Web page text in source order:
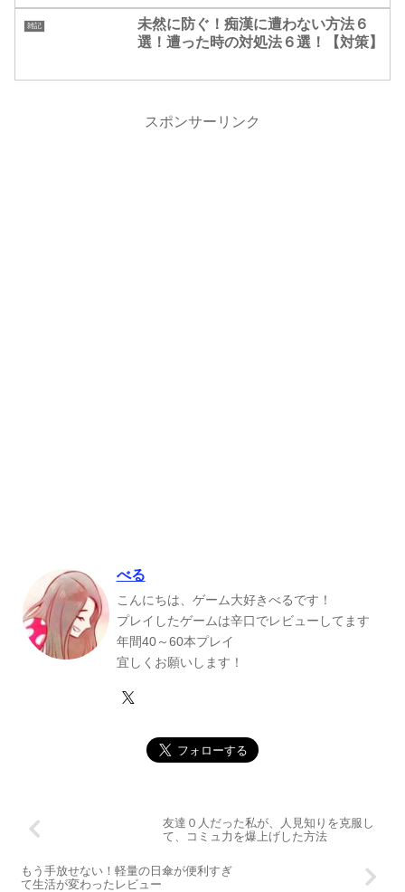
雑記
未然に防ぐ！痴漢に遭わない方法６
選！遭った時の対処法６選！【対策】
スポンサーリンク
べる
こんにちは、ゲーム大好きべるです！
プレイしたゲームは辛口でレビューしてます
年間40～60本プレイ
宜しくお願いします！
友達０人だった私が、人見知りを克服し
て、コミュ力を爆上げした方法
もう手放せない！軽量の日傘が便利すぎ
て生活が変わったレビュー